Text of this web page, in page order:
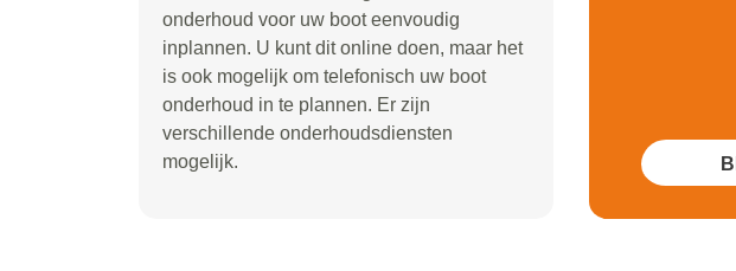
onderhoud voor uw boot eenvoudig
inplannen. U kunt dit online doen, maar het
is ook mogelijk om telefonisch uw boot
onderhoud in te plannen. Er zijn
verschillende onderhoudsdiensten
mogelijk.